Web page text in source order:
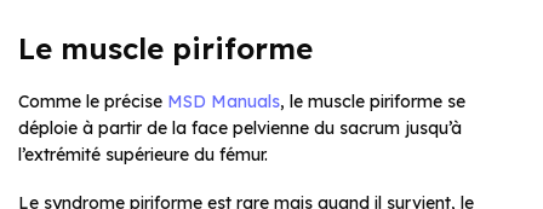
Le muscle piriforme
Comme le précise MSD Manuals, le muscle piriforme se
déploie à partir de la face pelvienne du sacrum jusqu’à
l’extrémité supérieure du fémur.
Le syndrome piriforme est rare mais quand il survient, le